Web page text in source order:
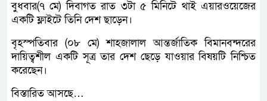
বুধবার(৭ মে) দিবাগত রাত ৩টা ৫ মিনিটে থাই এয়ারওয়েজের
একটি ফ্লাইটে তিনি দেশ ছাড়েন।
বৃহস্পতিবার (০৮ মে) শাহজালাল আন্তর্জাতিক বিমানবন্দরের
দায়িত্বশীল একটি সূত্র তার দেশ ছেড়ে যাওয়ার বিষয়টি নিশ্চিত
করেছেন।
বিস্তারিত আসছে…